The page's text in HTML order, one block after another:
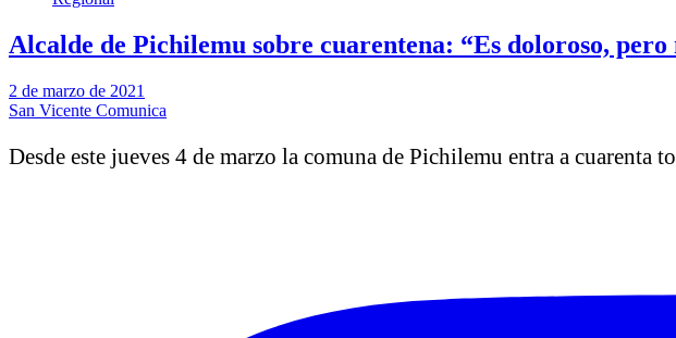
Alcalde de Pichilemu sobre cuarentena: “Es doloroso,
2 de marzo de 2021
San Vicente Comunica
Desde este jueves 4 de marzo la comuna de Pichilemu entra a cuarenta